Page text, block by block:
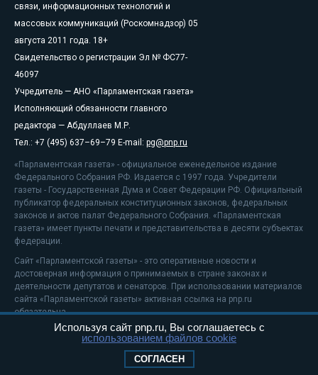
связи, информационных технологий и
массовых коммуникаций (Роскомнадзор) 05
августа 2011 года. 18+
Свидетельство о регистрации Эл № ФС77-
46097
Учредитель — АНО «Парламентская газета»
Исполняющий обязанности главного
редактора — Абдуллаев М.Р.
Тел.: +7 (495) 637–69–79 E-mail: pg@pnp.ru
«Парламентская газета» - официальное еженедельное издание
Федерального Собрания РФ. Издается с 1997 года. Учредители
газеты - Государственная Дума и Совет Федерации РФ. Официальный
публикатор федеральных конституционных законов, федеральных
законов и актов палат Федерального Собрания. «Парламентская
газета» имеет пункты печати и представительства в десяти субъектах
федерации.
Сайт «Парламентской газеты» - это оперативные новости и
достоверная информация о принимаемых в стране законах и
деятельности депутатов и сенаторов. При использовании материалов
сайта «Парламентской газеты» активная ссылка на pnp.ru
обязательна.
На информационном ресурсе применяютсярекомендательные
Положение о защите персональных данных
Используя сайт pnp.ru, Вы соглашаетесь с
использованием файлов cookie
СОГЛАСЕН